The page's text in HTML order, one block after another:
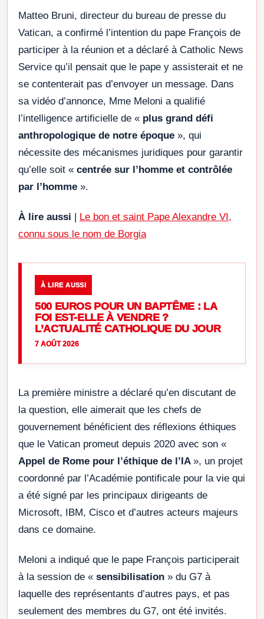
Matteo Bruni, directeur du bureau de presse du
Vatican, a confirmé l’intention du pape François de
participer à la réunion et a déclaré à Catholic News
Service qu’il pensait que le pape y assisterait et ne
se contenterait pas d’envoyer un message. Dans
sa vidéo d’annonce, Mme Meloni a qualifié
l’intelligence artificielle de « plus grand défi
anthropologique de notre époque », qui
nécessite des mécanismes juridiques pour garantir
qu’elle soit « centrée sur l’homme et contrôlée
par l’homme ».
À lire aussi
Le bon et saint Pape Alexandre VI,
connu sous le nom de Borgia
À LIRE AUSSI
500 EUROS POUR UN BAPTÊME : LA
FOI EST-ELLE À VENDRE ?
L’ACTUALITÉ CATHOLIQUE DU JOUR
7 AOÛT 2026
La première ministre a déclaré qu’en discutant de
la question, elle aimerait que les chefs de
gouvernement bénéficient des réflexions éthiques
que le Vatican promeut depuis 2020 avec son «
Appel de Rome pour l’éthique de l’IA », un projet
coordonné par l’Académie pontificale pour la vie qui
a été signé par les principaux dirigeants de
Microsoft, IBM, Cisco et d’autres acteurs majeurs
dans ce domaine.
Meloni a indiqué que le pape François participerait
à la session de « sensibilisation » du G7 à
laquelle des représentants d’autres pays, et pas
seulement des membres du G7, ont été invités.